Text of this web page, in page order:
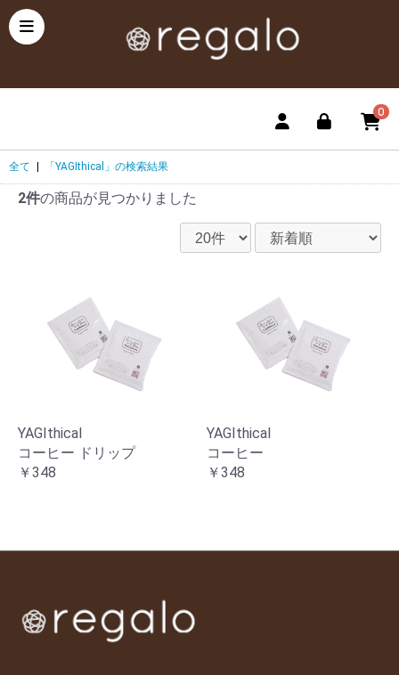
0
全て 「YAGIthical」の検索結果
2件の商品が見つかりました
YAGIthical
コーヒー ドリップ
￥348
YAGIthical
コーヒー
￥348